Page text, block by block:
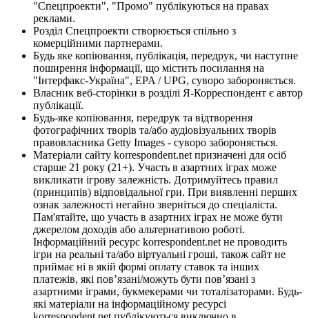
"Спецпроекти", "Промо" публікуються на правах
реклами.
Розділ Спецпроекти створюється спільно з
комерційними партнерами.
Будь яке копіювання, публікація, передрук, чи наступне
поширення інформації, що містить посилання на
"Інтерфакс-Україна", EPA / UPG, суворо забороняється.
Власник веб-сторінки в розділі Я-Корреспондент є автор
публікації.
Будь-яке копіювання, передрук та відтворення
фотографічних творів та/або аудіовізуальних творів
правовласника Getty Images - суворо забороняється.
Матеріали сайту korrespondent.net призначені для осіб
старше 21 року (21+). Участь в азартних іграх може
викликати ігрову залежність. Дотримуйтесь правил
(принципів) відповідальної гри. При виявленні перших
ознак залежності негайно зверніться до спеціаліста.
Пам'ятайте, що участь в азартних іграх не може бути
джерелом доходів або альтернативою роботі.
Інформаційний ресурс korrespondent.net не проводить
ігри на реальні та/або віртуальні гроші, також сайт не
приймає ні в якій формі оплату ставок та інших
платежів, які пов’язані/можуть бути пов’язані з
азартними іграми, букмекерами чи тоталізаторами. Будь-
які матеріали на інформаційному ресурсі